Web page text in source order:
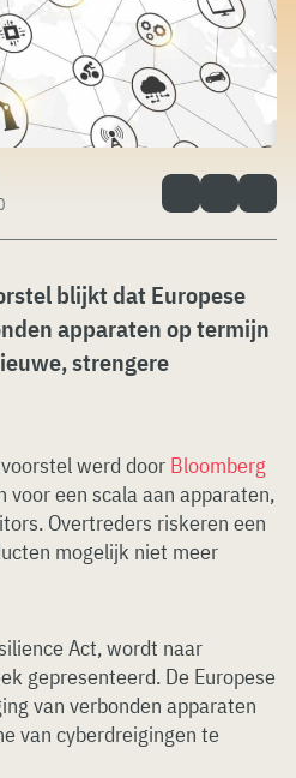
blijkt dat Europese
apparaten op termijn
strengere
werd door Bloomberg
voor een scala aan apparaten,
Overtreders riskeren een
mogelijk niet meer
Act, wordt naar
gepresenteerd. De Europese
van verbonden apparaten
van cyberdreigingen te